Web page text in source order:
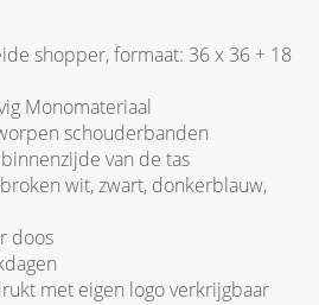
shopper, formaat: 36 x 36 + 18
Monomateriaal
schouderbanden
van de tas
wit, zwart, donkerblauw,
doos
met eigen logo verkrijgbaar